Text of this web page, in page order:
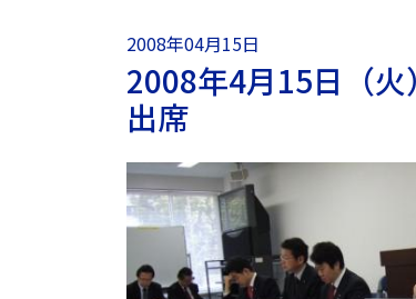
2008年04月15日
2008年4月15日（
出席